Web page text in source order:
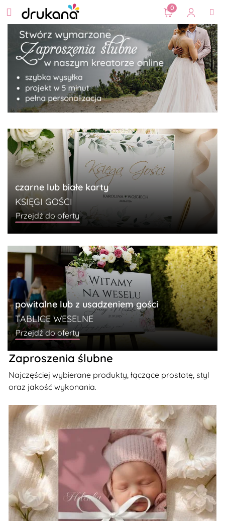
0
czarne lub białe karty
KSIĘGI GOŚCI
Przejdź do oferty
powitalne lub z usadzeniem gości
TABLICE WESELNE
Przejdź do oferty
Zaproszenia ślubne
Najczęściej wybierane produkty, łączące prostotę, styl
oraz jakość wykonania.
Zobacz szczegóły Zaproszenia na Chrzest ze zdjęciem i